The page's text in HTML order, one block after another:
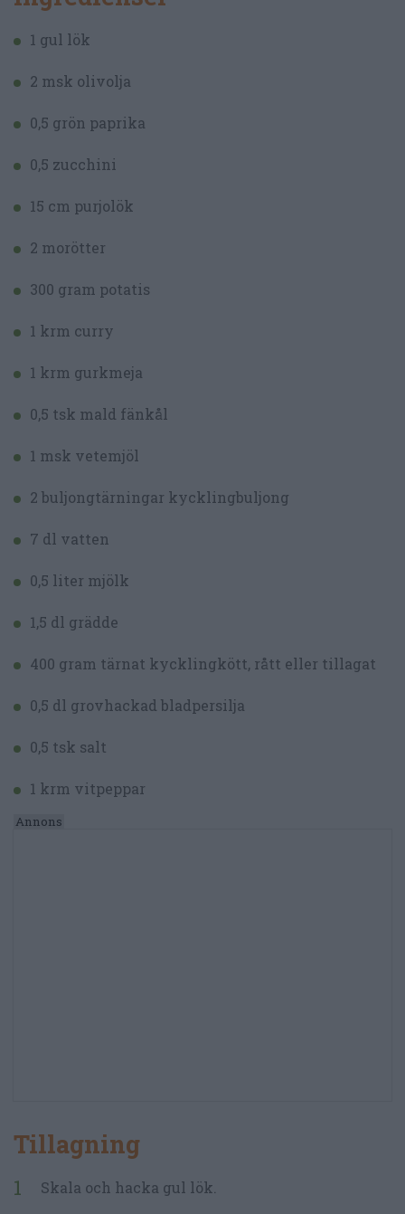
1 gul lök
2 msk olivolja
0,5 grön paprika
0,5 zucchini
15 cm purjolök
2 morötter
300 gram potatis
1 krm curry
1 krm gurkmeja
0,5 tsk mald fänkål
1 msk vetemjöl
2 buljongtärningar kycklingbuljong
7 dl vatten
0,5 liter mjölk
1,5 dl grädde
400 gram tärnat kycklingkött, rått eller tillagat
0,5 dl grovhackad bladpersilja
0,5 tsk salt
1 krm vitpeppar
Tillagning
Skala och hacka gul lök.